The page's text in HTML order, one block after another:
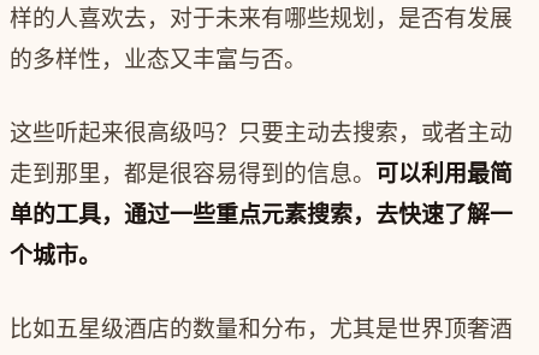
样的人喜欢去，对于未来有哪些规划，是否有发展
的多样性，业态又丰富与否。
这些听起来很高级吗？只要主动去搜索，或者主动
走到那里，都是很容易得到的信息。 可以利用最简
单的工具，通过一些重点元素搜索，去快速了解一
个城市。
比如五星级酒店的数量和分布，尤其是世界顶奢酒